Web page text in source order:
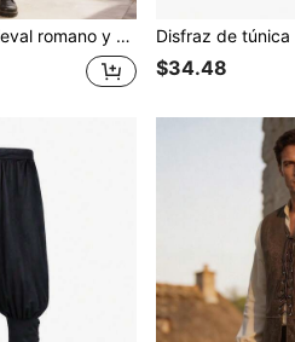
Disfraz de rey medieval romano y griego para hombres
$34.48